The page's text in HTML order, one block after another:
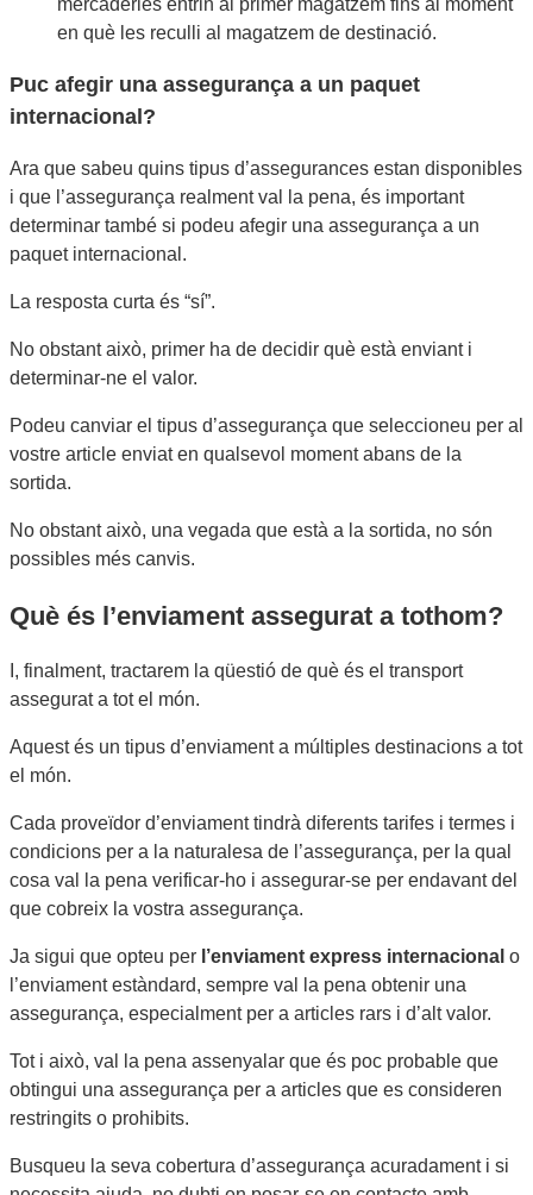
mercaderies entrin al primer magatzem fins al moment
en què les reculli al magatzem de destinació.
Puc afegir una assegurança a un paquet
internacional?
Ara que sabeu quins tipus d’assegurances estan disponibles
i que l’assegurança realment val la pena, és important
determinar també si podeu afegir una assegurança a un
paquet internacional.
La resposta curta és “sí”.
No obstant això, primer ha de decidir què està enviant i
determinar-ne el valor.
Podeu canviar el tipus d’assegurança que seleccioneu per al
vostre article enviat en qualsevol moment abans de la
sortida.
No obstant això, una vegada que està a la sortida, no són
possibles més canvis.
Què és l’enviament assegurat a tothom?
I, finalment, tractarem la qüestió de què és el transport
assegurat a tot el món.
Aquest és un tipus d’enviament a múltiples destinacions a tot
el món.
Cada proveïdor d’enviament tindrà diferents tarifes i termes i
condicions per a la naturalesa de l’assegurança, per la qual
cosa val la pena verificar-ho i assegurar-se per endavant del
que cobreix la vostra assegurança.
Ja sigui que opteu per l’enviament express internacional o
l’enviament estàndard, sempre val la pena obtenir una
assegurança, especialment per a articles rars i d’alt valor.
Tot i això, val la pena assenyalar que és poc probable que
obtingui una assegurança per a articles que es consideren
restringits o prohibits.
Busqueu la seva cobertura d’assegurança acuradament i si